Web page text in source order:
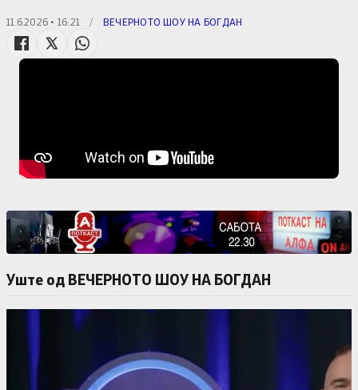
11.6.2026 • 16:21 / ВЕЧЕРНОТО ШОУ НА БОГДАН
Уште од ВЕЧЕРНОТО ШОУ НА БОГДАН